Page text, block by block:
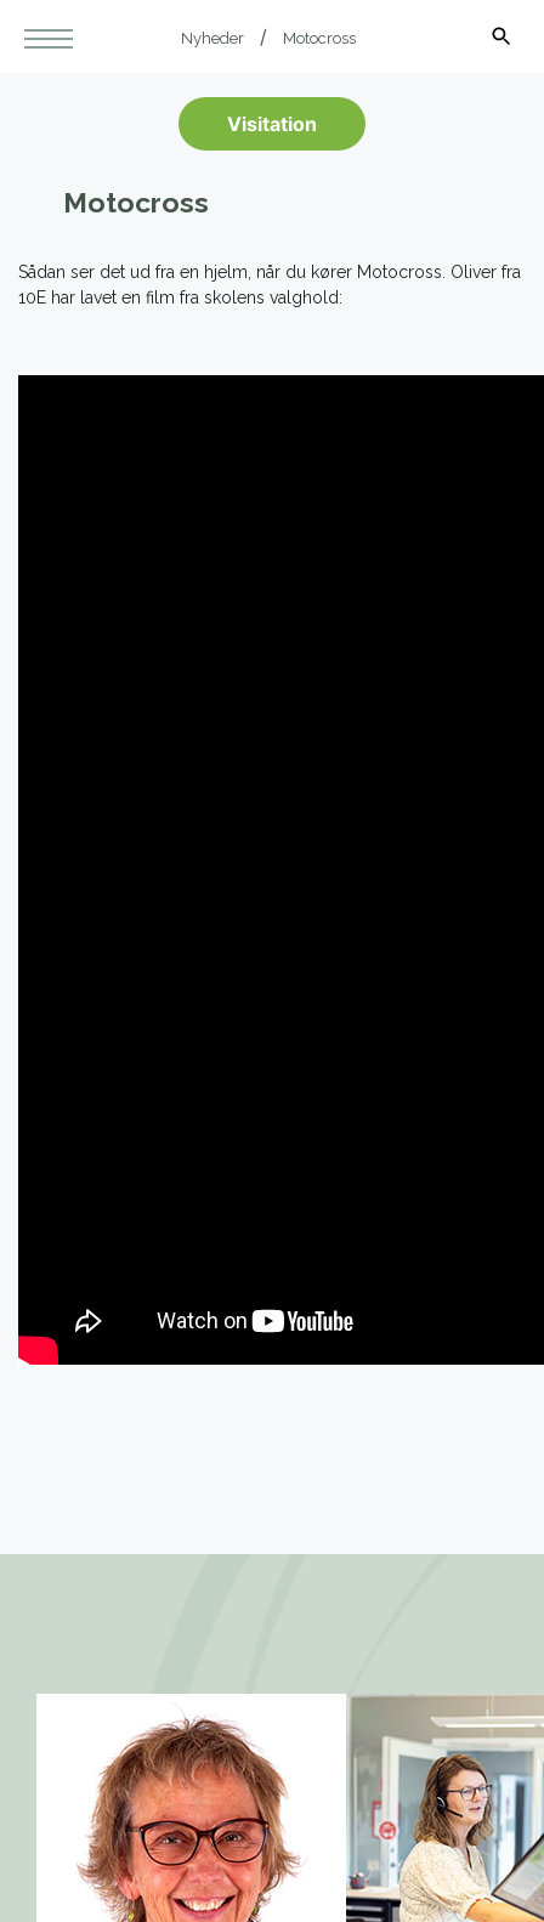
Nyheder Motocross
Visitation
Motocross
Sådan ser det ud fra en hjelm, når du kører Motocross. Oliver fra
10E har lavet en film fra skolens valghold: